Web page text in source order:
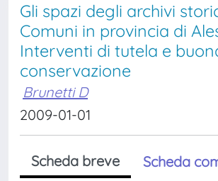
Gli spazi degli archivi
Comuni in provincia di
Interventi di tutela e
conservazione
Brunetti D
2009-01-01
Scheda breve
Scheda